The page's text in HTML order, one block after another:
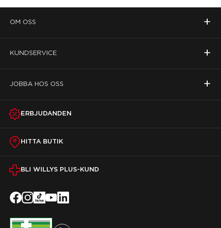
OM OSS +
KUNDSERVICE +
JOBBA HOS OSS +
ERBJUDANDEN
HITTA BUTIK
BLI WILLYS PLUS-KUND